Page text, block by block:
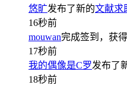
悠旷发布了新的文献求
16秒前
mouwan完成签到，获
17秒前
我的偶像是C罗发布了
18秒前